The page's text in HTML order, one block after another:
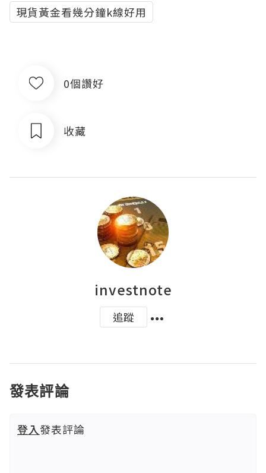
現貨黃金看幾分鐘k線好用
0個讚好
收藏
investnote
追蹤
發表評論
登入發表評論